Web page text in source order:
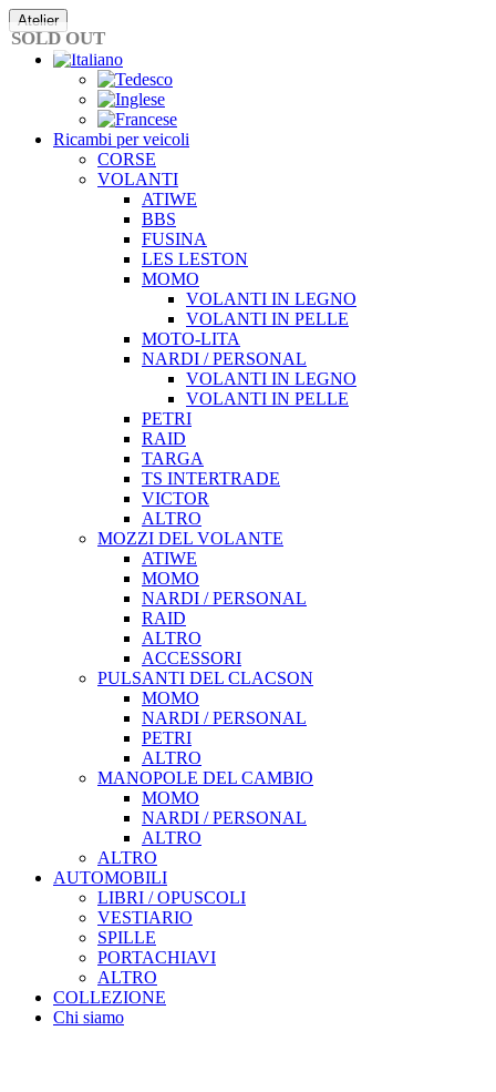
Vai
al
contenuto
Atelier
Ricambi per veicoli
CORSE
VOLANTI
ATIWE
BBS
FUSINA
LES LESTON
MOMO
VOLANTI IN LEGNO
VOLANTI IN PELLE
MOTO-LITA
NARDI / PERSONAL
VOLANTI IN LEGNO
VOLANTI IN PELLE
PETRI
RAID
TARGA
TS INTERTRADE
VICTOR
ALTRO
MOZZI DEL VOLANTE
ATIWE
MOMO
NARDI / PERSONAL
RAID
ALTRO
ACCESSORI
PULSANTI DEL CLACSON
MOMO
NARDI / PERSONAL
PETRI
ALTRO
MANOPOLE DEL CAMBIO
MOMO
NARDI / PERSONAL
ALTRO
ALTRO
AUTOMOBILI
LIBRI / OPUSCOLI
VESTIARIO
SPILLE
PORTACHIAVI
ALTRO
COLLEZIONE
Chi siamo
SOLD OUT